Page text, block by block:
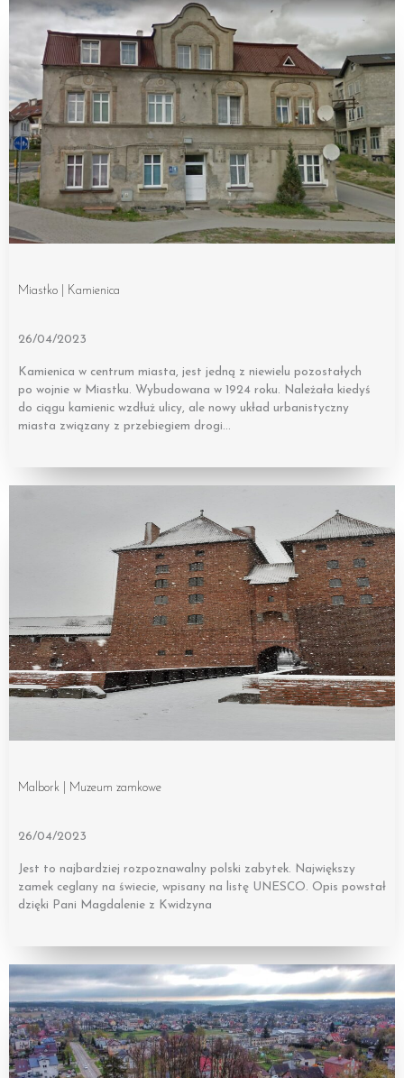
Miastko | Kamienica
26/04/2023
Kamienica w centrum miasta, jest jedną z niewielu pozostałych
po wojnie w Miastku. Wybudowana w 1924 roku. Należała kiedyś
do ciągu kamienic wzdłuż ulicy, ale nowy układ urbanistyczny
miasta związany z przebiegiem drogi…
Malbork | Muzeum zamkowe
26/04/2023
Jest to najbardziej rozpoznawalny polski zabytek. Największy
zamek ceglany na świecie, wpisany na listę UNESCO. Opis powstał
dzięki Pani Magdalenie z Kwidzyna